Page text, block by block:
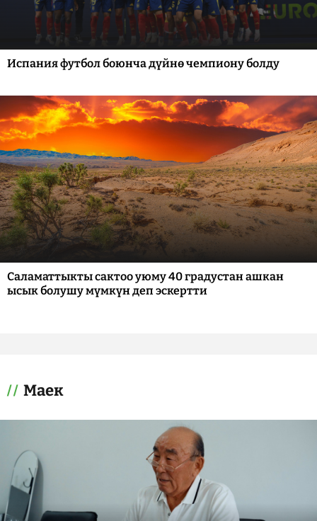
Испания футбол боюнча дүйнө чемпиону болду
Саламаттыкты сактоо уюму 40 градустан ашкан
ысык болушу мүмкүн деп эскертти
Маек